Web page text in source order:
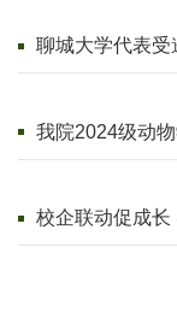
聊城大学代表受
专业建设研讨会
我院2024级动
《
校企联动促成
养殖”微专业实